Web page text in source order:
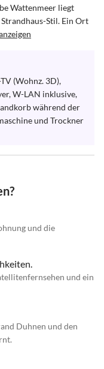
Wattenmeer liegt
Stil. Ein Ort
(Wohnz. 3D),
W-LAN inklusive,
während der
und Trockner
und die
und ein
Duhnen und den